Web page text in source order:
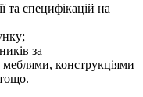
та специфікацій на
за
конструкціями